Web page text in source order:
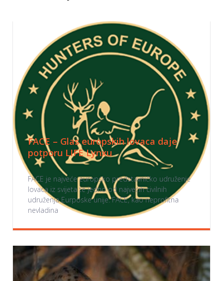
FACE – Glas europskih lovaca daje
potporu LIFE Lynxu
FACE je najveće europsko predstavničko udruženje
lovaca iz svijeta te jedno od najvećih civilnih
udruženja Eurposke unije. FACE, kao neprofitna
nevladina